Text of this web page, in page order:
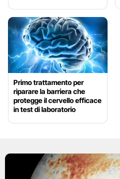
Primo trattamento per
riparare la barriera che
protegge il cervello efficace
in test di laboratorio